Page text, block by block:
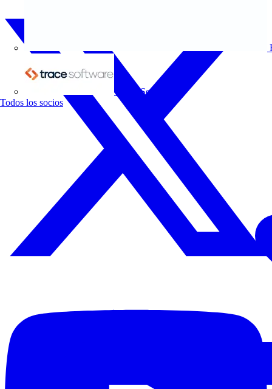
Trace Software
Todos los socios